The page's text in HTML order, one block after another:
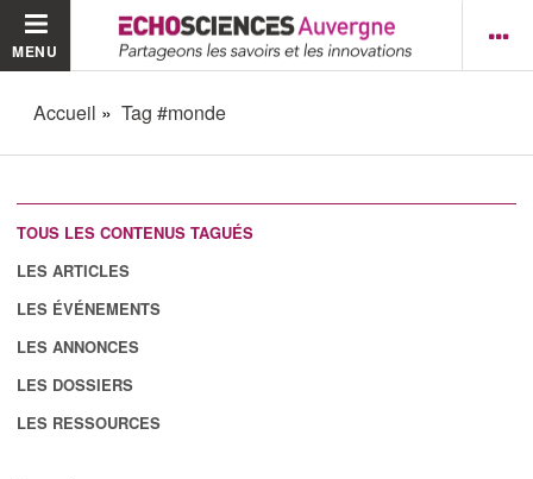
MENU
Accueil Tag #monde
TOUS LES CONTENUS TAGUÉS
LES ARTICLES
LES ÉVÉNEMENTS
LES ANNONCES
LES DOSSIERS
LES RESSOURCES